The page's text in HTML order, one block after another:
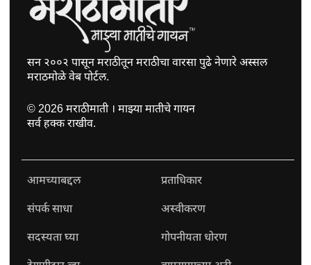
सन २००२ पासून मराठीतून मराठीचा वारसा पुढे नेणारे अस्सल
मराठमोळे वेब पोर्टल.
© 2026मराठीमाती । माझ्या मातीचे गायन
सर्व हक्क राखीव.
आमच्याबद्दल प्रताधिकार
संपर्क साधा अस्वीकरण
सदस्यता घ्या गोपनीयता धोरण